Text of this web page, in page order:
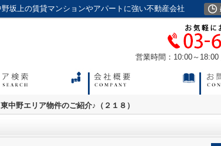
坂上の賃貸マンションやアパートに強い不動産会社
営業時間：10:00～18:00
東中野エリア物件のご紹介♪（２１８）